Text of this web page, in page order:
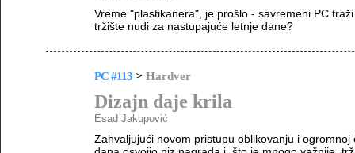
Vreme "plastikanera", je prošlo - savremeni PC
tržište nudi za nastupajuće letnje dane?
PC #113 > Hardver
Dizajn daje krila
Esad Jakupović
Zahvaljujući novom pristupu oblikovanju i